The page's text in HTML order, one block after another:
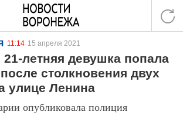
11:14 15 апреля 2021
летняя девушка попала
столкновения двух
улице Ленина
опубликовала полиция